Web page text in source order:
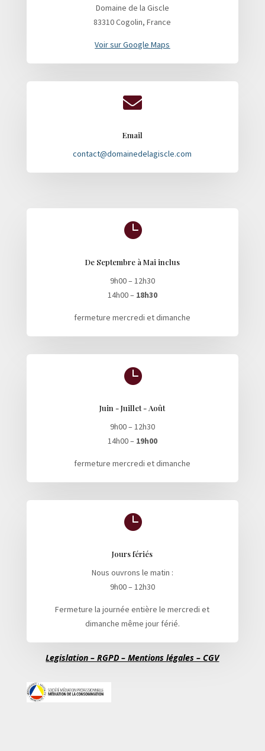
Domaine de la Giscle
83310 Cogolin, France
Voir sur Google Maps

Email
contact@domainedelagiscle.com

De Septembre à Mai inclus
9h00 – 12h30
14h00 – 18h30
fermeture mercredi et dimanche

Juin - Juillet - Août
9h00 – 12h30
14h00 – 19h00
fermeture mercredi et dimanche

Jours fériés
Nous ouvrons le matin :
9h00 – 12h30
Fermeture la journée entière le mercredi et
dimanche même jour férié.
Legislation – RGPD – Mentions légales – CGV